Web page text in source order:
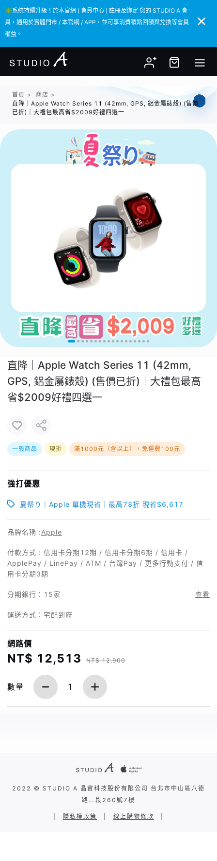
✳️系統持續升級！於本官網 ( 會員中心 ) 註冊及綁定 您的 STUDIO A 會
員，通用於實體門市 / 本官網 / APP，並可享消費積點回饋與兌換等會員
權益。
✳️系統持續升級！於本官網 ( 會員中心 ) 註冊及綁定 您的 STUDIO A 會
員，通用於實體門市 / 本官網 / APP，並可享消費積點回饋與兌換等會員
權益。
首頁 > 商店 >
直降｜Apple Watch Series 11 (42mm, GPS, 鋁金屬錶殼) (售價
已折)｜大禮包最高省$2009好禮四選一
直降｜Apple Watch Series 11 (42mm,
GPS, 鋁金屬錶殼) (售價已折)｜大禮包最高
省$2009好禮四選一
一般商品 現折 滿1000元（含以上），免運費100元
強打優惠
夏祭り｜Apple 單機現省｜最高78折 現省$6,617
品牌名稱 :Apple
付款方式 : 信用卡分期12期 / 信用卡分期6期 / 信用卡 /
ApplePay / LinePay / ATM / 台灣Pay / 更多行動支付 / 信
用卡分期3期
分期銀行： 15家 查看
運送方式：宅配到府
網路價
NT$ 12,513 NT$ 12,900
數量 1
2022 © STUDIO A 晶實科技股份有限公司 台北市中山區八德
路二段260號7樓
隱私權政策 線上購物條款